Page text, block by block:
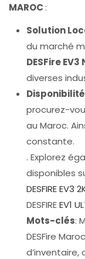
MAROC:
Solution
du marché
DESFire EV3
diverses
Disponibilité
procurez-
au Maroc.
constante.
. Explorez
disponibles
DESFIRE EV3
DESFIREEV1
Mots-clés:
DESFire
d’inventaire,